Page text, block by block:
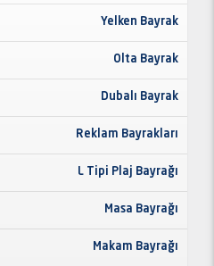
Yelken Bayrak
Olta Bayrak
Dubalı Bayrak
Reklam Bayrakları
L Tipi Plaj Bayrağı
Masa Bayrağı
Makam Bayrağı